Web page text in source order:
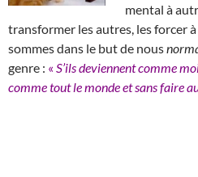
mental à
transformer les autres, les forcer
sommes dans le but de nous
genre : « S’ils deviennent comme
comme tout le monde et sans faire